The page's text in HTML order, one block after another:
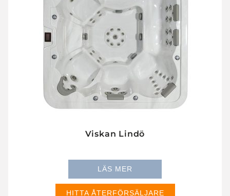
Viskan Lindö
LÄS MER
HITTA ÅTERFÖRSÄLJARE